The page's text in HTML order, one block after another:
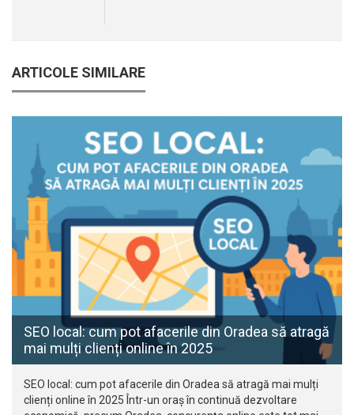
ARTICOLE SIMILARE
SEO local: cum pot afacerile din Oradea să atragă
mai mulți clienți online în 2025
SEO local: cum pot afacerile din Oradea să atragă mai mulți
clienți online în 2025 Într-un oraș în continuă dezvoltare